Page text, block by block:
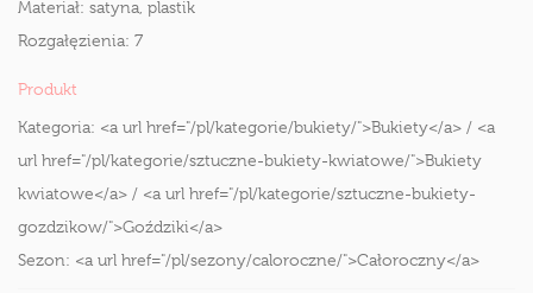
Materiał: satyna, plastik
Rozgałęzienia: 7
Produkt
Kategoria: <a url href="/pl/kategorie/bukiety/">Bukiety</a> / <a
url href="/pl/kategorie/sztuczne-bukiety-kwiatowe/">Bukiety
kwiatowe</a> / <a url href="/pl/kategorie/sztuczne-bukiety-
gozdzikow/">Goździki</a>
Sezon: <a url href="/pl/sezony/caloroczne/">Całoroczny</a>